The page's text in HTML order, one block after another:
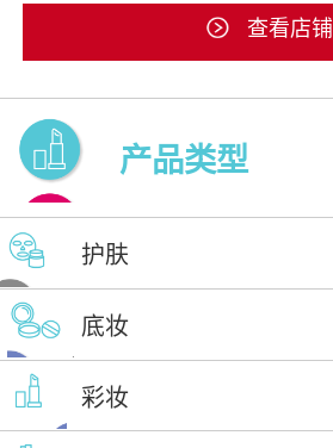
查看店铺
产品类型
护肤
底妆
彩妆